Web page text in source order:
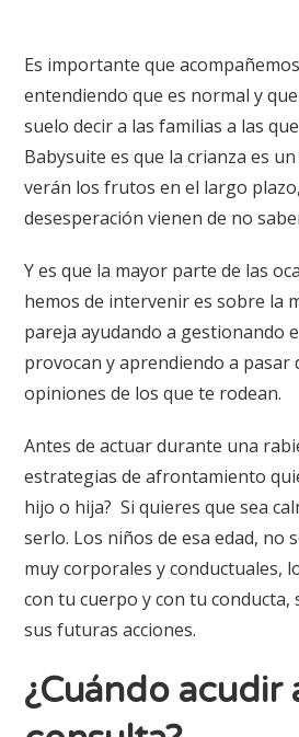
Es importante que
entendiendo que es normal y
suelo decir a las familias a las
Babysuite es que la crianza es
verán los frutos en el largo
desesperación vienen de no
Y es que la mayor parte de las
hemos de intervenir es sobre la
pareja ayudando a gestionando
provocan y aprendiendo a pasar
opiniones de los que te rodean.
Antes de actuar durante una
estrategias de afrontamiento
hijo o hija? Si quieres que sea
serlo. Los niños de esa edad, no
muy corporales y conductuales,
con tu cuerpo y con tu conducta,
sus futuras acciones.
¿Cuándo acudir